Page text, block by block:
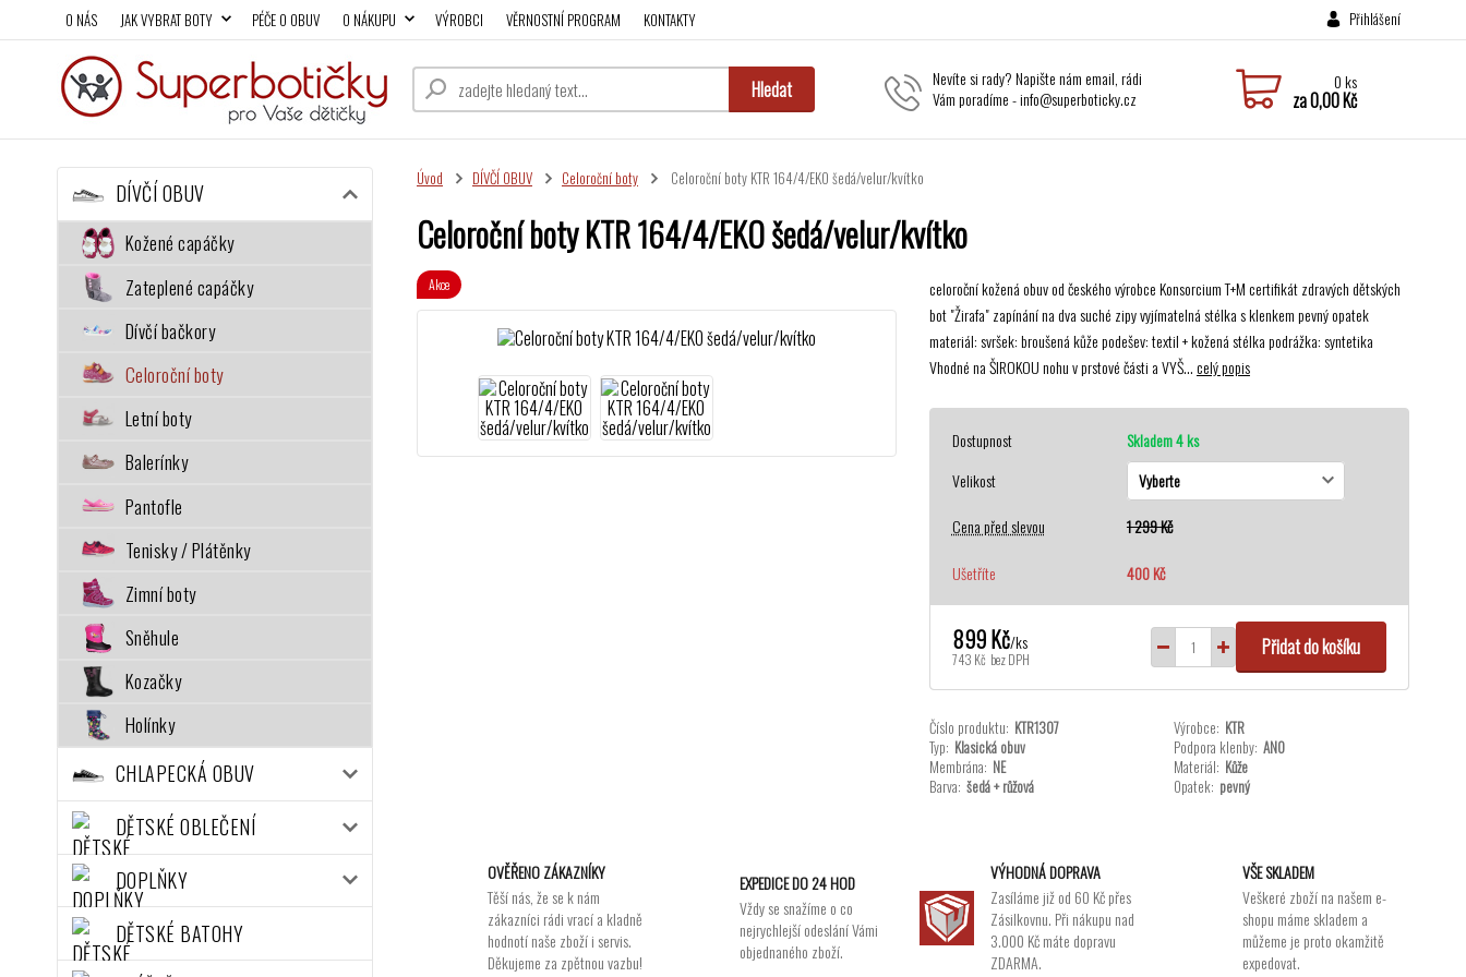
O NÁS JAK VYBRAT BOTY PÉČE O OBUV O NÁKUPU VÝROBCI VĚRNOSTNÍ PROGRAM KONTAKTY Přihlášení
Hledat
Nevíte si rady? Napište nám email, rádi
Vám poradíme - info@superboticky.cz
0ks
za0,00 Kč
DÍVČÍ OBUV
Kožené capáčky
Zateplené capáčky
Dívčí bačkory
Celoroční boty
Letní boty
Balerínky
Pantofle
Tenisky / Plátěnky
Zimní boty
Sněhule
Kozačky
Holínky
CHLAPECKÁ OBUV
DĚTSKÉ OBLEČENÍ
DOPLŇKY
DĚTSKÉ BATOHY
Úvod DÍVČÍ OBUV Celoroční boty Celoroční boty KTR 164/4/EKO šedá/velur/kvítko
Celoroční boty KTR 164/4/EKO šedá/velur/kvítko
Akce
celoroční kožená obuv od českého výrobce Konsorcium T+M certifikát zdravých dětských
bot "Žirafa" zapínání na dva suché zipy vyjímatelná stélka s klenkem pevný opatek
materiál: svršek: broušená kůže podešev: textil + kožená stélka podrážka: syntetika
Vhodné na ŠIROKOU nohu v prstové části a VYŠ...celý popis
Dostupnost
Skladem 4 ks
Velikost
Cena před slevou
1 299 Kč
Ušetříte 400 Kč
899 Kč/ks
743 Kč bez DPH Přidat do košíku
Číslo produktu: KTR1307 Výrobce: KTR
Typ: Klasická obuv Podpora klenby: ANO
Membrána: NE Materiál: Kůže
Barva: šedá + růžová Opatek: pevný
OVĚŘENO ZÁKAZNÍKY
Těší nás, že se k nám
zákazníci rádi vrací a kladně
hodnotí naše zboží i servis.
Děkujeme za zpětnou vazbu!
EXPEDICE DO 24 HOD
Vždy se snažíme o co
nejrychlejší odeslání Vámi
objednaného zboží.
VÝHODNÁ DOPRAVA
Zasíláme již od 60 Kč přes
Zásilkovnu. Při nákupu nad
3.000 Kč máte dopravu
ZDARMA.
VŠE SKLADEM
Veškeré zboží na našem e-
shopu máme skladem a
můžeme je proto okamžitě
expedovat.